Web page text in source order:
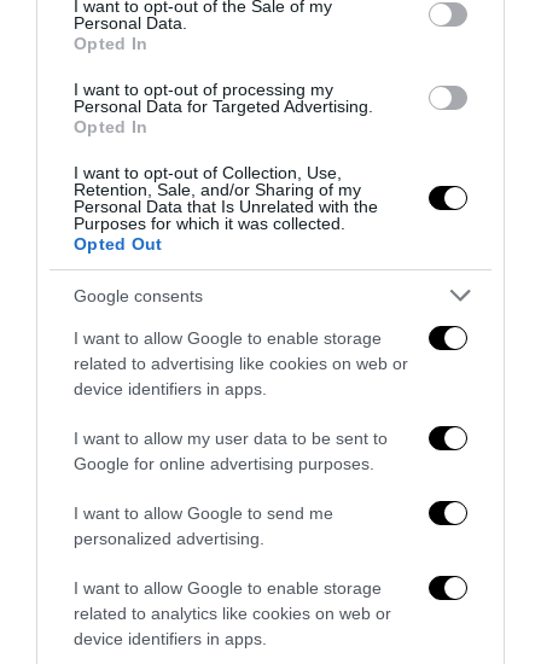
I want to opt-out of the Sale of my
Personal Data.
Opted In
I want to opt-out of processing my
Personal Data for Targeted Advertising.
Opted In
I want to opt-out of Collection, Use,
Retention, Sale, and/or Sharing of my
Personal Data that Is Unrelated with the
Purposes for which it was collected.
Opted Out
Google consents
I want to allow Google to enable storage
related to advertising like cookies on web or
device identifiers in apps.
I want to allow my user data to be sent to
Google for online advertising purposes.
I want to allow Google to send me
personalized advertising.
I want to allow Google to enable storage
related to analytics like cookies on web or
device identifiers in apps.
Milano, 15 ott – Si è svolto oggi, nella centralissima piazza
Firenze, il presidio di CasaPound contro la decisione della
CRONACA SINISTRA
Milano: aggrediscono pattuglia e
tentano di sottrarre fucile. Arrestati